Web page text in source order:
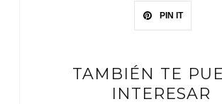
PIN IT
TAMBIÉN TE
INTERESAR